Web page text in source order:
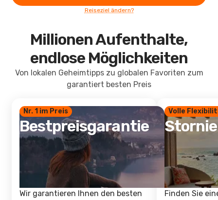
Reiseziel ändern?
Millionen Aufenthalte,
endlose Möglichkeiten
Von lokalen Geheimtipps zu globalen Favoriten zum
garantiert besten Preis
Nr. 1 im Preis
Bestpreisgarantie
Wir garantieren Ihnen den besten
Volle
Finden Sie